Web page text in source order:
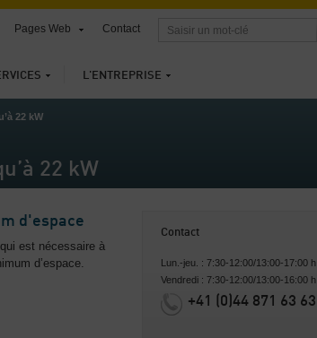
L'ENTREPRISE
Pages Web Contact
22 kW
22 kW
d'espace
est nécessaire à
d’espace.
Contact
Lun.-jeu. : 7:30-12:00/13:00-17:00 h
Vendredi : 7:30-12:00/13:00-16:00 h
+41 (0)44 871 63 63